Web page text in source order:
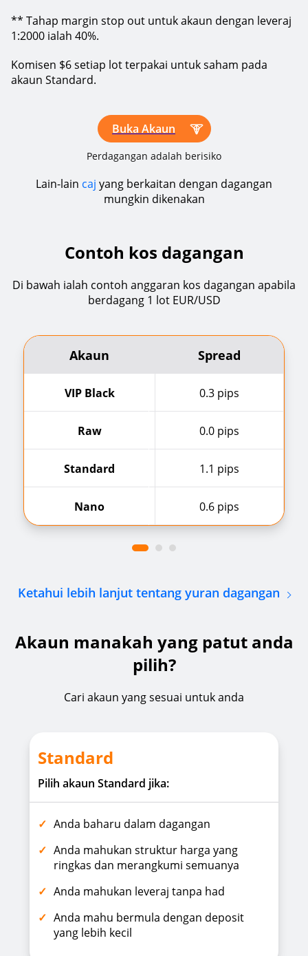
** Tahap margin stop out untuk akaun dengan leveraj
1:2000 ialah 40%.
Komisen $6 setiap lot terpakai untuk saham pada
akaun Standard.
Buka Akaun
Perdagangan adalah berisiko
Lain-lain caj yang berkaitan dengan dagangan
mungkin dikenakan
Contoh kos dagangan
Di bawah ialah contoh anggaran kos dagangan apabila
berdagang 1 lot EUR/USD
Akaun
VIP Black
Raw
Standard
Nano
Spread
0.3 pips
0.0 pips
1.1 pips
0.6 pips
Ketahui lebih lanjut tentang yuran dagangan
Akaun manakah yang patut anda
pilih?
Cari akaun yang sesuai untuk anda
Standard
Pilih akaun Standard jika:
Anda baharu dalam dagangan
Anda mahukan struktur harga yang
ringkas dan merangkumi semuanya
Anda mahukan leveraj tanpa had
Anda mahu bermula dengan deposit
yang lebih kecil